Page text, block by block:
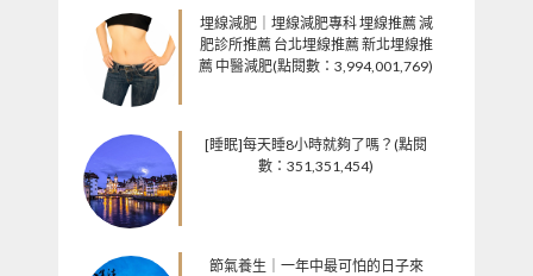
埋線減肥｜埋線減肥專科 埋線推薦 減
肥診所推薦 台北埋線推薦 新北埋線推
薦 中醫減肥(點閱數：3,994,001,769)
[睡眠]每天睡8小時就夠了嗎？(點閱
數：351,351,454)
節氣養生｜一年中最可怕的日子來